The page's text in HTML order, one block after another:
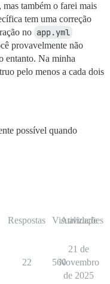
também o farei mais
tem uma correção
no app.yml
provavelmente não
entanto. Na minha
pelo menos a cada dois
possível quando
Respostas Visualizações
Atividade
22 560
21 de
Novembro
de 2025